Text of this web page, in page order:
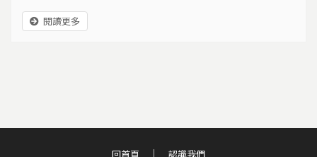
淡。只是，綠色礦產畢竟不同於其他礦產，他是有生命
的，可以一直不斷再生；如果利用得當，森林資源應該
閱讀更多
回首頁 認識我們